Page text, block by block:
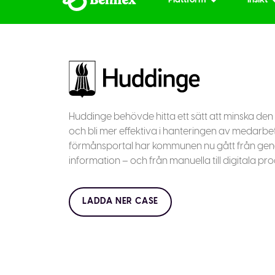
Huddinge behövde hitta ett sätt att minska
och bli mer effektiva i hanteringen av
förmånsportal har kommunen nu gått från
information – och från manuella till digitala
LADDA NER CASE